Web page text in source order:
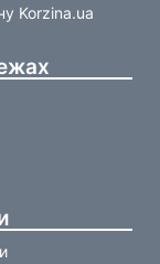
Korzina.ua